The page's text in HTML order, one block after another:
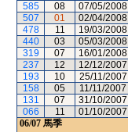
585
08 07/05/2008
507
01 02/04/2008
478
11 19/03/2008
440
03 05/03/2008
319
07 16/01/2008
237
12 12/12/2007
193
10 25/11/2007
158
05 11/11/2007
131
07 31/10/2007
066
11 01/10/2007
06/07 馬季